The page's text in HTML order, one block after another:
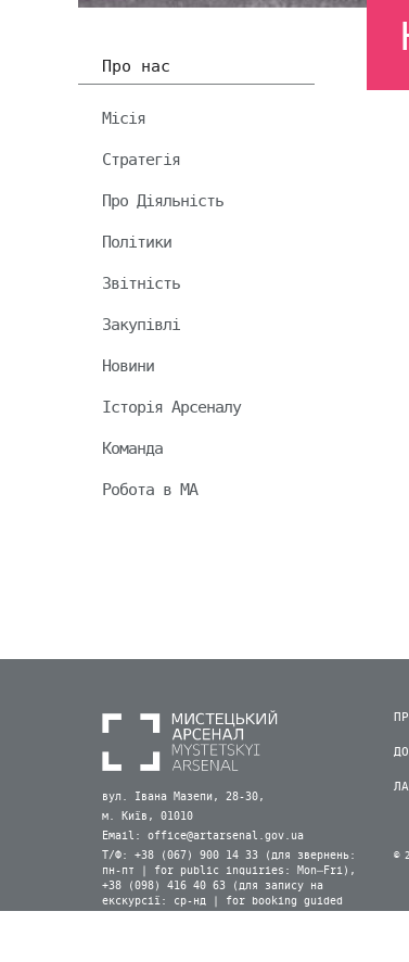
Про нас
Місія
Стратегія
Про Діяльність
Політики
Звітність
Закупівлі
Новини
Історія Арсеналу
Команда
Робота в МА
вул. Івана Мазепи, 28-30,
м. Київ, 01010
Email: office@artarsenal.gov.ua
Т/Ф: +38 (067) 900 14 33 (для звернень:
пн-пт | for public inquiries: Mon–Fri),
+38 (098) 416 40 63 (для запису на
екскурсії: ср-нд | for booking guided
©